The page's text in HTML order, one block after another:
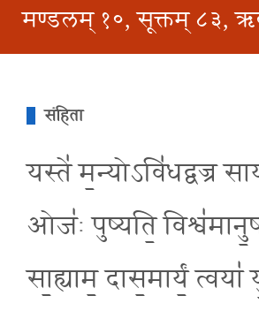
मण्डलम् १०, सूक्तम् ८३,
संहिता
यस्ते॑ म॒न्योऽवि॑धद्वज्र
ओजः॑ पुष्यति॒
सा॒ह्याम॒ दास॒मार्यं॒ त्वया॑